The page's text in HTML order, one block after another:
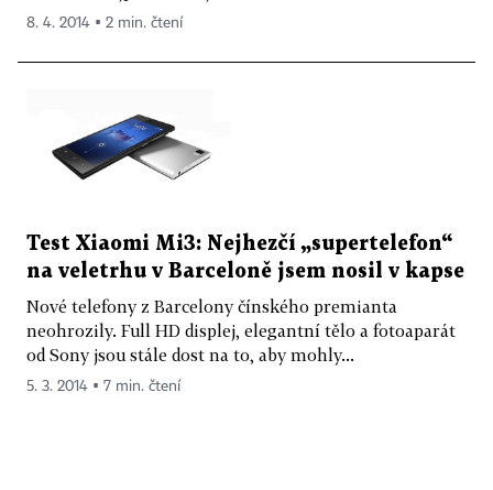
8. 4. 2014 ▪ 2 min. čtení
Test Xiaomi Mi3: Nejhezčí „supertelefon“
na veletrhu v Barceloně jsem nosil v kapse
Nové telefony z Barcelony čínského premianta
neohrozily. Full HD displej, elegantní tělo a fotoaparát
od Sony jsou stále dost na to, aby mohly...
5. 3. 2014 ▪ 7 min. čtení